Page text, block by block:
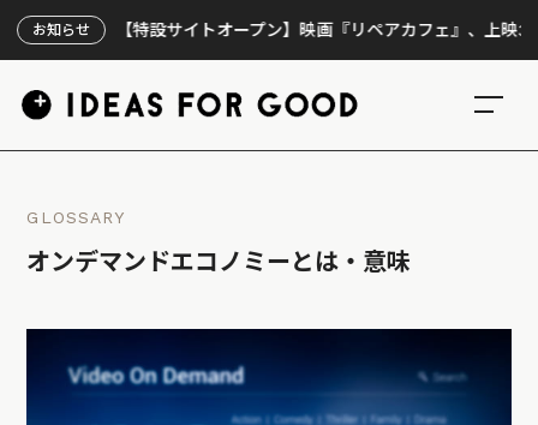
お知らせ
【特設サイトオープン】映画『リペアカフェ』、上映300回の先
GLOSSARY
オンデマンドエコノミーとは・意味